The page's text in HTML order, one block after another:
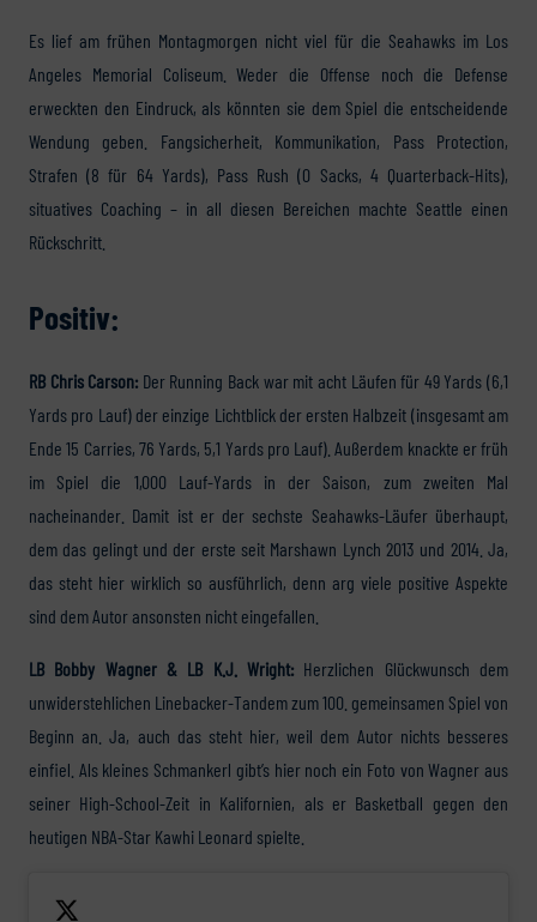
Es lief am frühen Montagmorgen nicht viel für die Seahawks im Los
Angeles Memorial Coliseum. Weder die Offense noch die Defense
erweckten den Eindruck, als könnten sie dem Spiel die entscheidende
Wendung geben. Fangsicherheit, Kommunikation, Pass Protection,
Strafen (8 für 64 Yards), Pass Rush (0 Sacks, 4 Quarterback-Hits),
situatives Coaching – in all diesen Bereichen machte Seattle einen
Rückschritt.
Positiv:
RB Chris Carson: Der Running Back war mit acht Läufen für 49 Yards (6,1
Yards pro Lauf) der einzige Lichtblick der ersten Halbzeit (insgesamt am
Ende 15 Carries, 76 Yards, 5,1 Yards pro Lauf). Außerdem knackte er früh
im Spiel die 1,000 Lauf-Yards in der Saison, zum zweiten Mal
nacheinander. Damit ist er der sechste Seahawks-Läufer überhaupt,
dem das gelingt und der erste seit Marshawn Lynch 2013 und 2014. Ja,
das steht hier wirklich so ausführlich, denn arg viele positive Aspekte
sind dem Autor ansonsten nicht eingefallen.
LB Bobby Wagner & LB K.J. Wright: Herzlichen Glückwunsch dem
unwiderstehlichen Linebacker-Tandem zum 100. gemeinsamen Spiel von
Beginn an. Ja, auch das steht hier, weil dem Autor nichts besseres
einfiel. Als kleines Schmankerl gibt’s hier noch ein Foto von Wagner aus
seiner High-School-Zeit in Kalifornien, als er Basketball gegen den
heutigen NBA-Star Kawhi Leonard spielte.